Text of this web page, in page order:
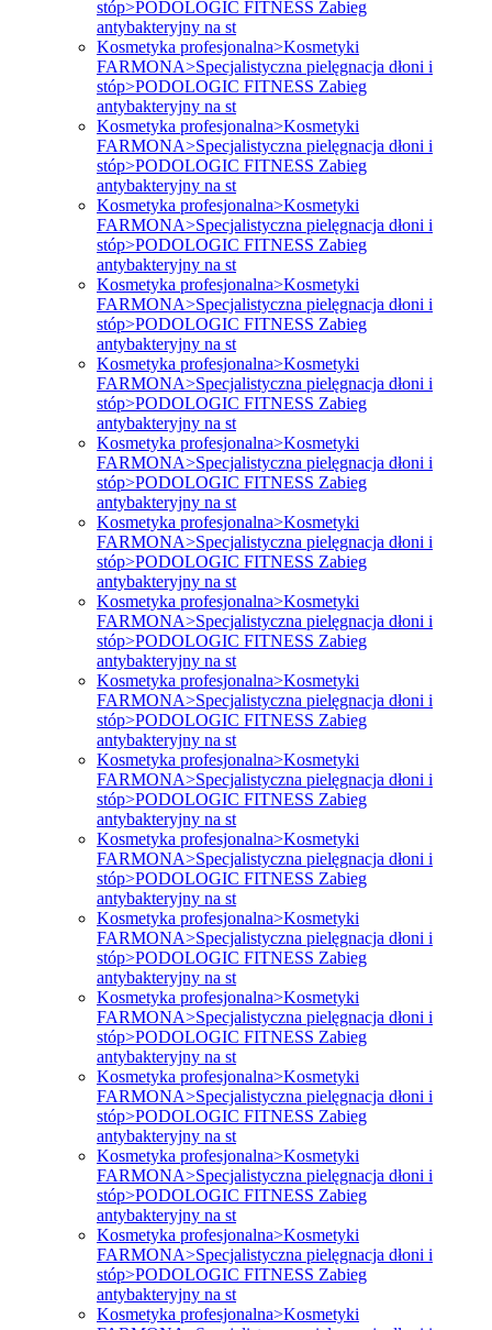
stóp>PODOLOGIC FITNESS Zabieg
antybakteryjny na st
Kosmetyka profesjonalna>Kosmetyki
FARMONA>Specjalistyczna pielęgnacja dłoni i
stóp>PODOLOGIC FITNESS Zabieg
antybakteryjny na st
Kosmetyka profesjonalna>Kosmetyki
FARMONA>Specjalistyczna pielęgnacja dłoni i
stóp>PODOLOGIC FITNESS Zabieg
antybakteryjny na st
Kosmetyka profesjonalna>Kosmetyki
FARMONA>Specjalistyczna pielęgnacja dłoni i
stóp>PODOLOGIC FITNESS Zabieg
antybakteryjny na st
Kosmetyka profesjonalna>Kosmetyki
FARMONA>Specjalistyczna pielęgnacja dłoni i
stóp>PODOLOGIC FITNESS Zabieg
antybakteryjny na st
Kosmetyka profesjonalna>Kosmetyki
FARMONA>Specjalistyczna pielęgnacja dłoni i
stóp>PODOLOGIC FITNESS Zabieg
antybakteryjny na st
Kosmetyka profesjonalna>Kosmetyki
FARMONA>Specjalistyczna pielęgnacja dłoni i
stóp>PODOLOGIC FITNESS Zabieg
antybakteryjny na st
Kosmetyka profesjonalna>Kosmetyki
FARMONA>Specjalistyczna pielęgnacja dłoni i
stóp>PODOLOGIC FITNESS Zabieg
antybakteryjny na st
Kosmetyka profesjonalna>Kosmetyki
FARMONA>Specjalistyczna pielęgnacja dłoni i
stóp>PODOLOGIC FITNESS Zabieg
antybakteryjny na st
Kosmetyka profesjonalna>Kosmetyki
FARMONA>Specjalistyczna pielęgnacja dłoni i
stóp>PODOLOGIC FITNESS Zabieg
antybakteryjny na st
Kosmetyka profesjonalna>Kosmetyki
FARMONA>Specjalistyczna pielęgnacja dłoni i
stóp>PODOLOGIC FITNESS Zabieg
antybakteryjny na st
Kosmetyka profesjonalna>Kosmetyki
FARMONA>Specjalistyczna pielęgnacja dłoni i
stóp>PODOLOGIC FITNESS Zabieg
antybakteryjny na st
Kosmetyka profesjonalna>Kosmetyki
FARMONA>Specjalistyczna pielęgnacja dłoni i
stóp>PODOLOGIC FITNESS Zabieg
antybakteryjny na st
Kosmetyka profesjonalna>Kosmetyki
FARMONA>Specjalistyczna pielęgnacja dłoni i
stóp>PODOLOGIC FITNESS Zabieg
antybakteryjny na st
Kosmetyka profesjonalna>Kosmetyki
FARMONA>Specjalistyczna pielęgnacja dłoni i
stóp>PODOLOGIC FITNESS Zabieg
antybakteryjny na st
Kosmetyka profesjonalna>Kosmetyki
FARMONA>Specjalistyczna pielęgnacja dłoni i
stóp>PODOLOGIC FITNESS Zabieg
antybakteryjny na st
Kosmetyka profesjonalna>Kosmetyki
FARMONA>Specjalistyczna pielęgnacja dłoni i
stóp>PODOLOGIC FITNESS Zabieg
antybakteryjny na st
Kosmetyka profesjonalna>Kosmetyki